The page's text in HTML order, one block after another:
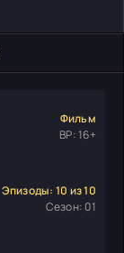
Фильм
ВР: 16+
Эпизоды: 10 из 10
Сезон: 01